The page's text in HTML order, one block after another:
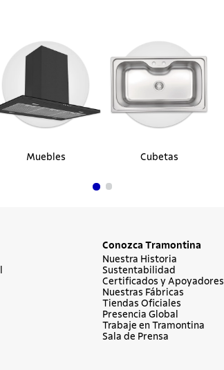
Muebles Cubetas
Conozca Tramontina
Nuestra Historia
Sustentabilidad
Certificados y Apoyadores
Nuestras Fábricas
Tiendas Oficiales
Presencia Global
Trabaje en Tramontina
Sala de Prensa